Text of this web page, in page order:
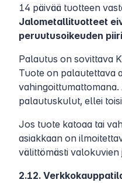
14 päivää tuotteen
Jalometallituotteet
peruutusoikeuden
Palautus on sovittava
Tuote on palautettava
vahingoittumattomana.
palautuskulut, ellei
Jos tuote katoaa tai
asiakkaan on
välittömästi valokuvien
2.12.